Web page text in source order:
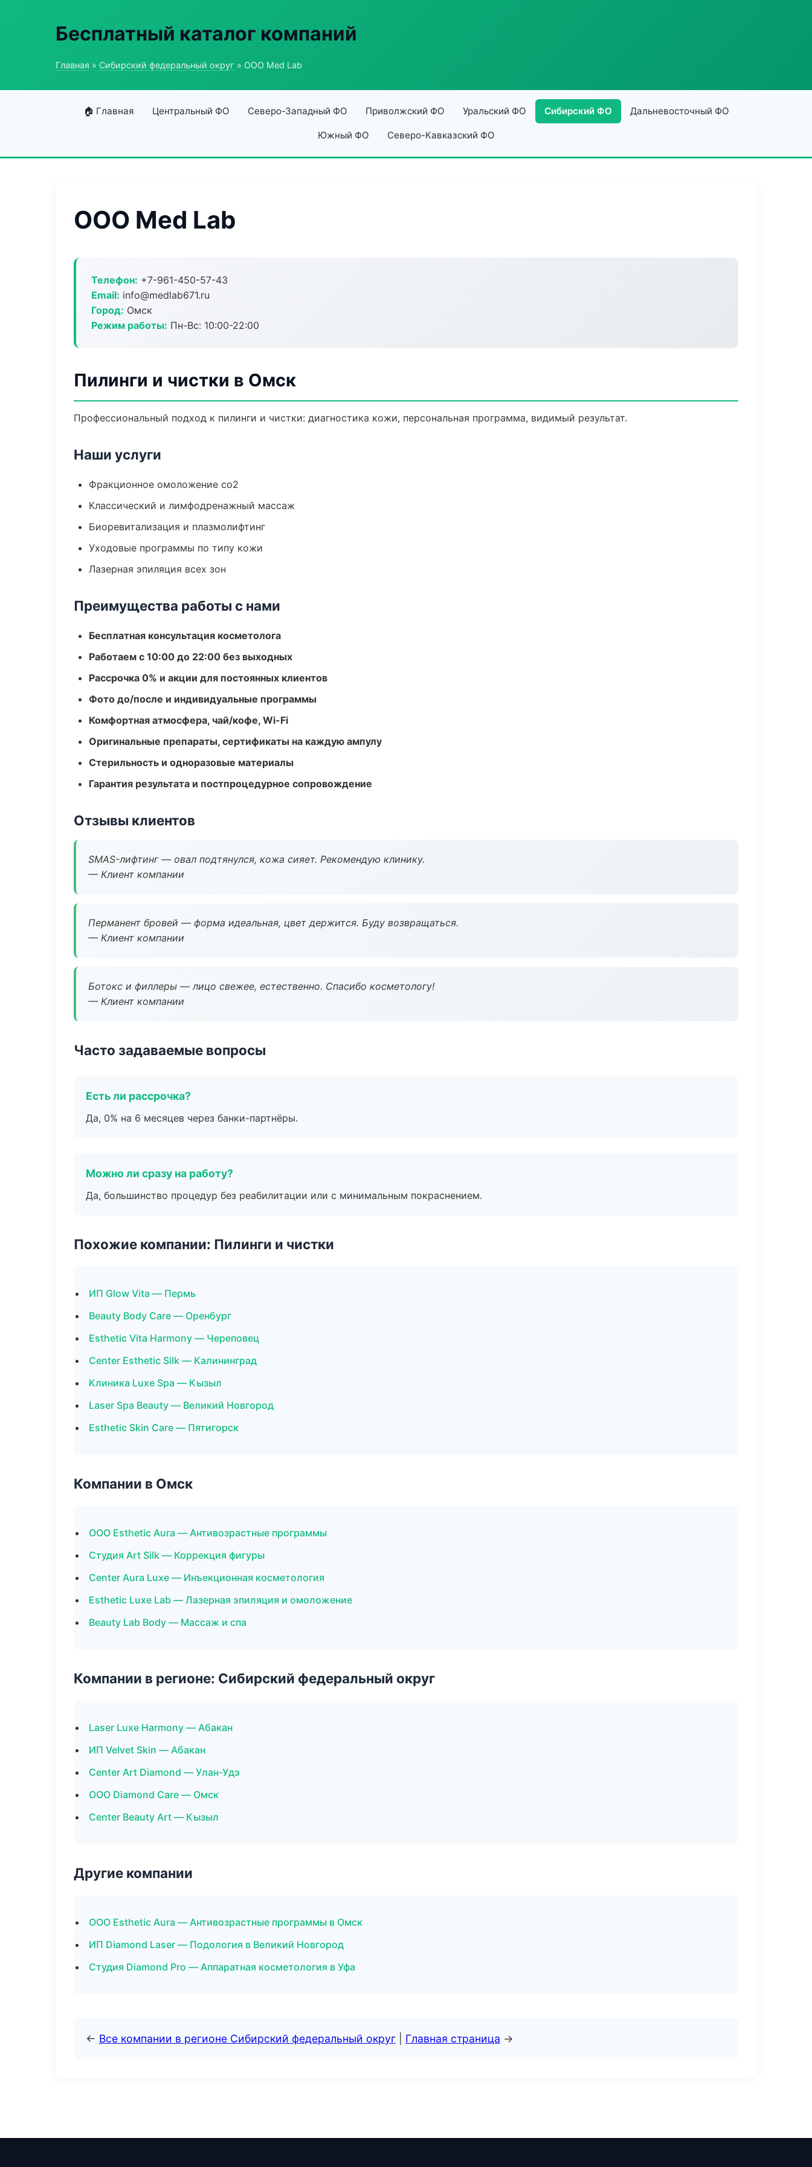
Бесплатный каталог компаний
Главная » Сибирский федеральный округ » ООО Med Lab
🏠 Главная Центральный ФО Северо-Западный ФО Приволжский ФО Уральский ФО Сибирский ФО Дальневосточный ФО
Южный ФО Северо-Кавказский ФО
ООО Med Lab
Телефон: +7-961-450-57-43
Email: info@medlab671.ru
Город: Омск
Режим работы: Пн-Вс: 10:00-22:00
Пилинги и чистки в Омск
Профессиональный подход к пилинги и чистки: диагностика кожи, персональная программа, видимый результат.
Наши услуги
Фракционное омоложение co2
Классический и лимфодренажный массаж
Биоревитализация и плазмолифтинг
Уходовые программы по типу кожи
Лазерная эпиляция всех зон
Преимущества работы с нами
Бесплатная консультация косметолога
Работаем с 10:00 до 22:00 без выходных
Рассрочка 0% и акции для постоянных клиентов
Фото до/после и индивидуальные программы
Комфортная атмосфера, чай/кофе, Wi-Fi
Оригинальные препараты, сертификаты на каждую ампулу
Стерильность и одноразовые материалы
Гарантия результата и постпроцедурное сопровождение
Отзывы клиентов
SMAS-лифтинг — овал подтянулся, кожа сияет. Рекомендую клинику.
— Клиент компании
Перманент бровей — форма идеальная, цвет держится. Буду возвращаться.
— Клиент компании
Ботокс и филлеры — лицо свежее, естественно. Спасибо косметологу!
— Клиент компании
Часто задаваемые вопросы
Есть ли рассрочка?
Да, 0% на 6 месяцев через банки-партнёры.
Можно ли сразу на работу?
Да, большинство процедур без реабилитации или с минимальным покраснением.
Похожие компании: Пилинги и чистки
ИП Glow Vita — Пермь
Beauty Body Care — Оренбург
Esthetic Vita Harmony — Череповец
Center Esthetic Silk — Калининград
Клиника Luxe Spa — Кызыл
Laser Spa Beauty — Великий Новгород
Esthetic Skin Care — Пятигорск
Компании в Омск
ООО Esthetic Aura — Антивозрастные программы
Студия Art Silk — Коррекция фигуры
Center Aura Luxe — Инъекционная косметология
Esthetic Luxe Lab — Лазерная эпиляция и омоложение
Beauty Lab Body — Массаж и спа
Компании в регионе: Сибирский федеральный округ
Laser Luxe Harmony — Абакан
ИП Velvet Skin — Абакан
Center Art Diamond — Улан-Удэ
ООО Diamond Care — Омск
Center Beauty Art — Кызыл
Другие компании
ООО Esthetic Aura — Антивозрастные программы в Омск
ИП Diamond Laser — Подология в Великий Новгород
Студия Diamond Pro — Аппаратная косметология в Уфа
← Все компании в регионе Сибирский федеральный округ Главная страница →